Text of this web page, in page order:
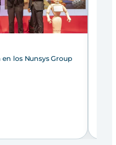
los Nunsys Group